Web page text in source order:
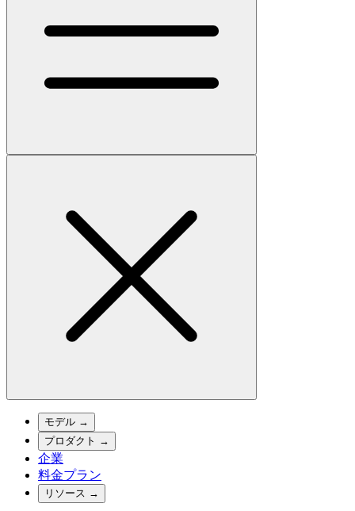
モデル →
プロダクト →
企業
料金プラン
リソース →